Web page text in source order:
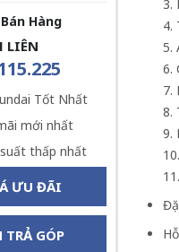
Hàng
LIÊN
Tốt Nhất
mới nhất
thấp nhất
ƯU ĐÃI
GÓP
3.
4.
5.
6.
7.
8.
9.